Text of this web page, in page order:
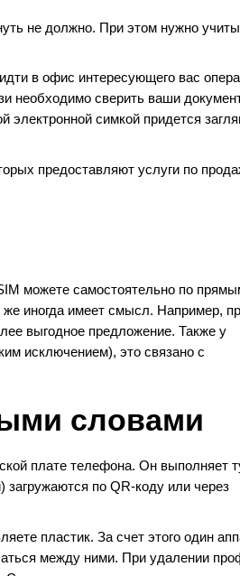
не должно. При этом нужно
в офис интересующего вас
необходимо сверить ваши
симкой придется
предоставляют услуги по
можете самостоятельно по
иногда имеет смысл. Например,
выгодное предложение. Также у
исключением), это связано с
словами
плате телефона. Он выполняет
по QR-коду или через
пластик. За счет этого один
между ними. При удалении